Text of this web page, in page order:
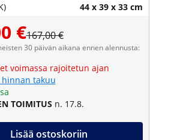
44 x 39 x 33 cm
€167,00 €
30 päivän aikana ennen alennusta:
voimassa rajoitetun ajan
hinnan takuu
TOIMITUS n. 17.8.
Lisää ostoskoriin